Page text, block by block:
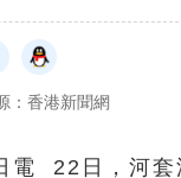
：香港新聞網
電 22日，河套